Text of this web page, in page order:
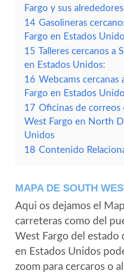
Fargo y sus alrededores
14 Gasolineras
Fargo en Estados
15 Talleres cercanos a
en Estados Unidos:
16 Webcams cercanas
Fargo en Estados
17 Oficinas de correos
West Fargo en North
Unidos
18 Contenido
MAPA DE SOUTH
Aqui os dejamos el
carreteras como del
West Fargo del estado
en Estados Unidos
zoom para cercaros o